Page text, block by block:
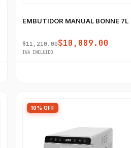
EMBUTIDOR MANUAL BONNE 7L
$11,210.00$10,089.00
IVA INCLUIDO
10% OFF